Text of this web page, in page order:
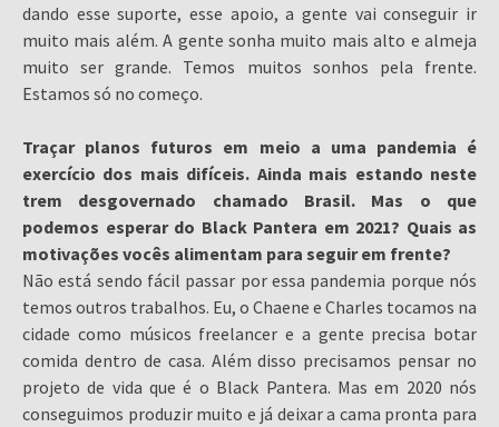
dando esse suporte, esse apoio, a gente vai conseguir ir
muito mais além. A gente sonha muito mais alto e almeja
muito ser grande. Temos muitos sonhos pela frente.
Estamos só no começo.
Traçar planos futuros em meio a uma pandemia é
exercício dos mais difíceis. Ainda mais estando neste
trem desgovernado chamado Brasil. Mas o que
podemos esperar do Black Pantera em 2021? Quais as
motivações vocês alimentam para seguir em frente?
Não está sendo fácil passar por essa pandemia porque nós
temos outros trabalhos. Eu, o Chaene e Charles tocamos na
cidade como músicos freelancer e a gente precisa botar
comida dentro de casa. Além disso precisamos pensar no
projeto de vida que é o Black Pantera. Mas em 2020 nós
conseguimos produzir muito e já deixar a cama pronta para